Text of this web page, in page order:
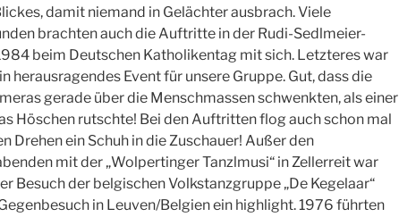
damit niemand in Gelächter ausbrach. Viele
brachten auch die Auftritte in der Rudi-Sedlmeier-
beim Deutschen Katholikentag mit sich. Letzteres war
herausragendes Event für unsere Gruppe. Gut, dass die
gerade über die Menschmassen schwenkten, als einer
Höschen rutschte! Bei den Auftritten flog auch schon mal
Drehen ein Schuh in die Zuschauer! Außer den
mit der „Wolpertinger Tanzlmusi“ in Zellerreit war
Besuch der belgischen Volkstanzgruppe „De Kegelaar“
in Leuven/Belgien ein highlight. 1976 führten